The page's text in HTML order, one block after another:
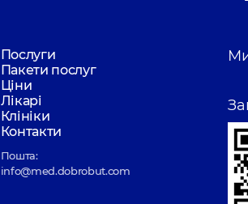
Послуги
Пакети послуг
Ціни
Лікарі
Клініки
Контакти
Пошта:
info@med.dobrobut.com